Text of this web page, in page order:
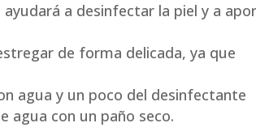
a desinfectar la piel y a
de forma delicada, ya que
agua y un poco del desinfectante
agua con un paño seco.